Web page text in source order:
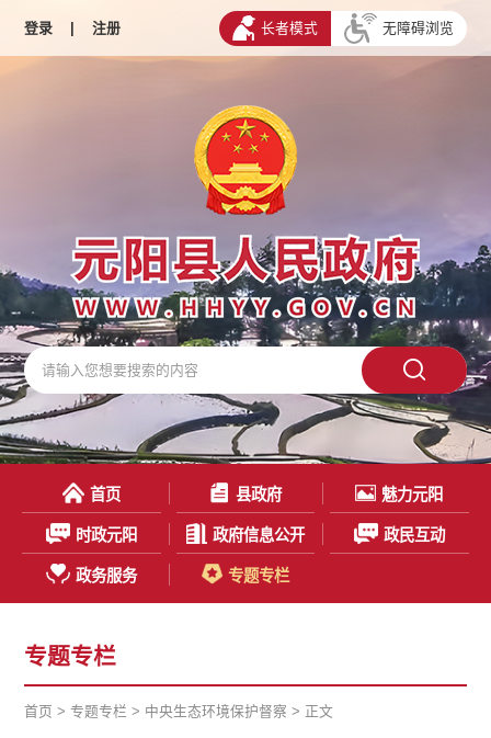
登录 | 注册 长者模式 无障碍浏览
首页 县政府 魅力元阳
时政元阳 政府信息公开 政民互动
政务服务 专题专栏
专题专栏
首页 >专题专栏 > 中央生态环境保护督察 > 正文